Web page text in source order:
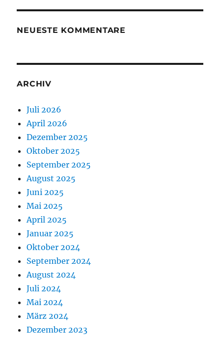
NEUESTE KOMMENTARE
ARCHIV
Juli 2026
April 2026
Dezember 2025
Oktober 2025
September 2025
August 2025
Juni 2025
Mai 2025
April 2025
Januar 2025
Oktober 2024
September 2024
August 2024
Juli 2024
Mai 2024
März 2024
Dezember 2023